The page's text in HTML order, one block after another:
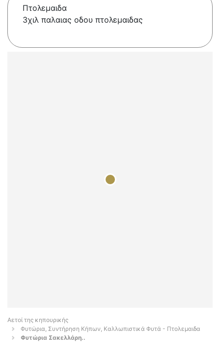
Πτολεμαιδα
3χιλ παλαιας οδου πτολεμαιδας
Αετοί της κηπουρικής
Φυτώρια, Συντήρηση Κήπων, Καλλωπιστικά Φυτά - Πτολεμαιδα
Φυτώρια Σακελλάρη..